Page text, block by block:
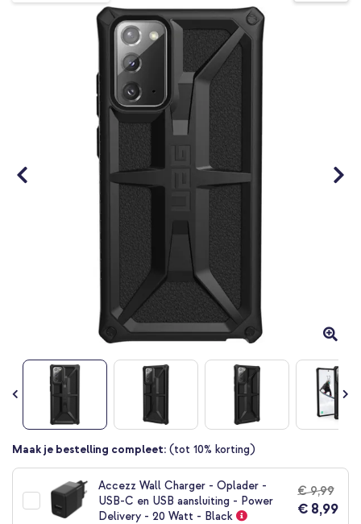
Ga
begin
van
Maak je bestelling compleet: (tot 10% korting)
Accezz Wall Charger - Oplader -
USB-C en USB aansluiting - Power
Delivery - 20 Watt - Black
€ 9,99
€ 8,99